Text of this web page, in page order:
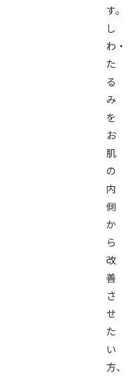
す
し
わ・
た
る
み
を
お
肌
の
内
側
か
ら
改
善
さ
せ
た
い
方、